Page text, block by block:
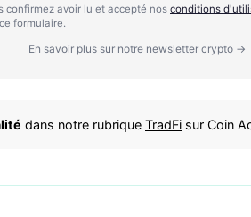
confirmez avoir lu et accepté nos conditions
formulaire.
En savoir plus sur notre newsletter crypto →
dans notre rubrique TradFi sur Coin